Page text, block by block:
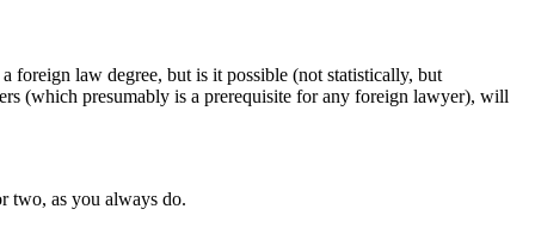
law degree, but is it possible (not statistically, but
(which presumably is a prerequisite for any foreign lawyer), will
two, as you always do.